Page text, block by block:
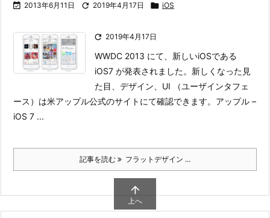
 2013年6月11日  2019年4月17日  iOS
 2019年4月17日
WWDC 2013 にて、新しいiOSである
iOS7 が発表されました。新しくなった見
た目、デザイン、UI （ユーザインタフェ
ース）は米アップル公式のサイトにて確認できます。 アップル –
iOS 7 ...
記事を読む フラットデザイン ...

上へ